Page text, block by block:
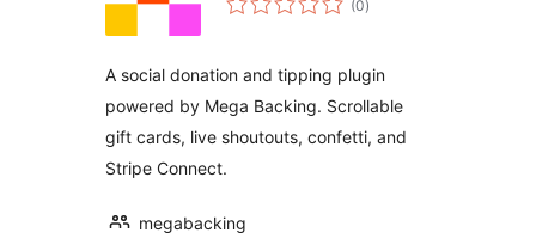
(0दर)
A social donation and tipping plugin
powered by Mega Backing. Scrollable
gift cards, live shoutouts, confetti, and
Stripe Connect.
megabacking